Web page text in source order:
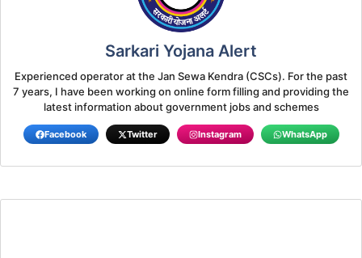
Sarkari Yojana Alert
Experienced operator at the Jan Sewa Kendra (CSCs). For the past
7 years, I have been working on online form filling and providing the
latest information about government jobs and schemes
Facebook Twitter Instagram WhatsApp